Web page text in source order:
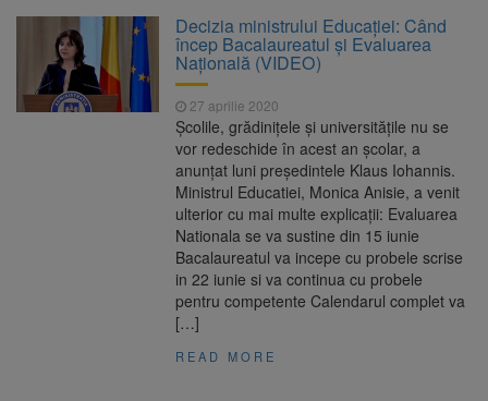
Tâmpa intră în renovare. Contract de peste 1
milion de lei și termen de trei luni
7 august 2026
parcuri ale Brașovului va fi amenajat în
Bartolomeu-Avantgarden. Contractul a fost
Aplicarea tarifelor pentru
rovinietă și TollRo va începe la 1 octombrie
Dosar de evaziune fiscală de
peste 330.000 de lei, clasat la Brașov după
Decizia ministrului Educației: Când
încep Bacalaureatul și Evaluarea
Națională (VIDEO)
27 aprilie 2020
Școlile, grădinițele și universitățile nu se
vor redeschide în acest an școlar, a
anunțat luni președintele Klaus Iohannis.
Ministrul Educatiei, Monica Anisie, a venit
ulterior cu mai multe explicații: Evaluarea
Nationala se va sustine din 15 iunie
Bacalaureatul va incepe cu probele scrise
in 22 iunie si va continua cu probele
pentru competente Calendarul complet va
[…]
READ MORE